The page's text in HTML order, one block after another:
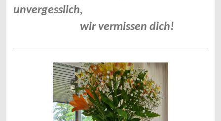
unvergesslich,
wir vermissen dich!